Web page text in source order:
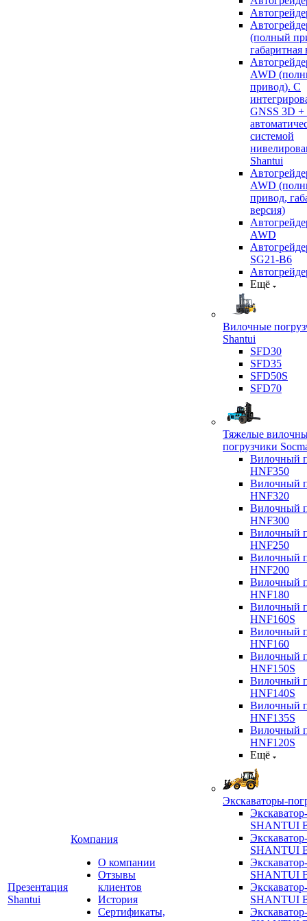
Презентация
Shantui
Компания
О компании
Отзывы
клиентов
История
Сертификаты,
(полный
габаритная
AWD
привод). С
GNSS 3D +
системой
Shantui
AWD
привод,
версия)
AWD
SG21-B6
Ещё
Вилочные
Shantui
SFD30
SFD35
SFD50S
SFD70
Тяжелые
погрузчики
Вилочный
HNF350
Вилочный
HNF320
Вилочный
HNF300
Вилочный
HNF250
Вилочный
HNF200
Вилочный
HNF180
Вилочный
HNF160S
Вилочный
HNF160
Вилочный
HNF150S
Вилочный
HNF140S
Вилочный
HNF135S
Вилочный
HNF120S
Ещё
Экскаваторы-
SHANTUI
SHANTUI
SHANTUI
SHANTUI